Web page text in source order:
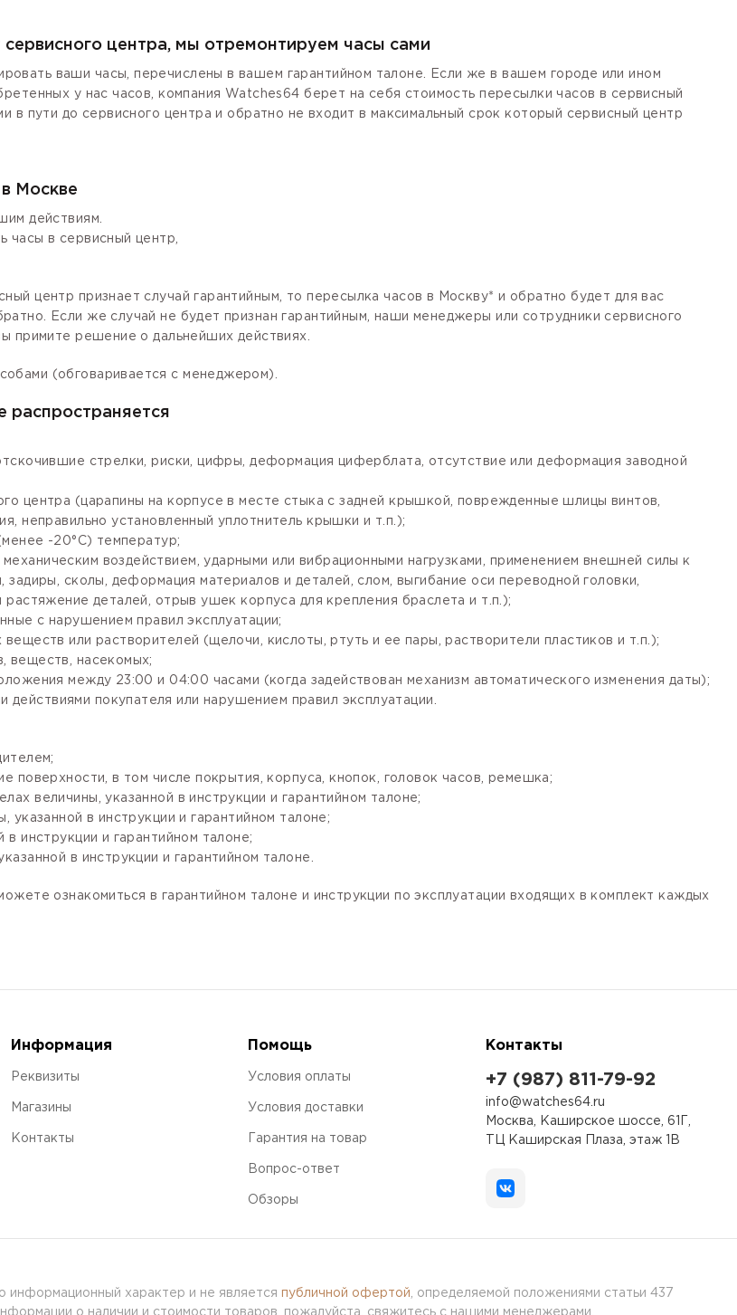
центра, мы отремонтируем часы сами
ваши часы, перечислены в вашем гарантийном талоне. Если же в вашем городе или ином
у нас часов, компания Watches64 берет на себя стоимость пересылки часов в сервисный
в пути до сервисного центра и обратно не входит в максимальный срок который сервисный центр
Москве
действиям.
часы в сервисный центр,
центр признает случай гарантийным, то пересылка часов в Москву* и обратно будет для вас
Если же случай не будет признан гарантийным, наши менеджеры или сотрудники сервисного
примите решение о дальнейших действиях.
(обговаривается с менеджером).
распространяется
стрелки, риски, цифры, деформация циферблата, отсутствие или деформация заводной
центра (царапины на корпусе в месте стыка с задней крышкой, поврежденные шлицы винтов,
неправильно установленный уплотнитель крышки и т.п.);
-20°С) температур;
воздействием, ударными или вибрационными нагрузками, применением внешней силы к
сколы, деформация материалов и деталей, слом, выгибание оси переводной головки,
деталей, отрыв ушек корпуса для крепления браслета и т.п.);
с нарушением правил эксплуатации;
или растворителей (щелочи, кислоты, ртуть и ее пары, растворители пластиков и т.п.);
веществ, насекомых;
между 23:00 и 04:00 часами (когда задействован механизм автоматического изменения даты);
покупателя или нарушением правил эксплуатации.
поверхности, в том числе покрытия, корпуса, кнопок, головок часов, ремешка;
величины, указанной в инструкции и гарантийном талоне;
указанной в инструкции и гарантийном талоне;
инструкции и гарантийном талоне;
в инструкции и гарантийном талоне.
ознакомиться в гарантийном талоне и инструкции по эксплуатации входящих в комплект каждых
Информация
Реквизиты
Магазины
Контакты
Помощь
Условия оплаты
Условия доставки
Гарантия на товар
Вопрос-ответ
Обзоры
Контакты
+7 (987) 811-79-92
info@watches64.ru
Москва, Каширское шоссе, 61Г,
ТЦ Каширская Плаза, этаж 1В
информационный характер и не является публичной офертой , определяемой положениями статьи 437
о наличии и стоимости товаров, пожалуйста, свяжитесь с нашими менеджерами.